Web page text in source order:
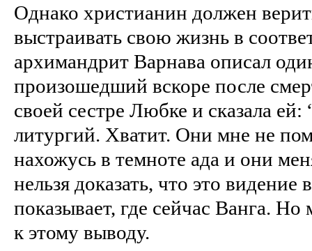
Однако христианин должен
выстраивать свою жизнь в
архимандрит Варнава описал
произошедший вскоре после
своей сестре Любке и сказала ей:
литургий. Хватит. Они мне не
нахожусь в темноте ада и они
нельзя доказать, что это
показывает, где сейчас Ванга.
к этому выводу.